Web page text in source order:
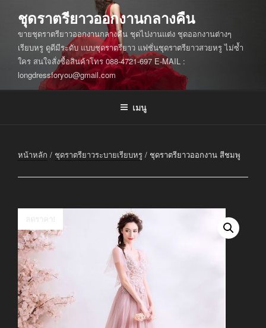
บทความ
ชุดราตรียาวออกงานกลางคืน
ขายชุดราตรียาวออกงานกลางคืน ชุดไปงานแต่ง ชุดออกงานต่างๆ
เรียบหรู ดูดีมีระดับ แบบชุดราตรียาว แฟชั่นชุดราตรียาวสวยหรู ไม่ซ้ำ
ใคร สนใจสั่งซื้อสินค้าโทร 088-4721-697 E-MAIL :
longdressforyou@gmail.com
เมนู
หน้าหลัก / ชุดราตรียาวระบายเรียบหรู / ชุดราตรียาวออกงาน สีชมพู